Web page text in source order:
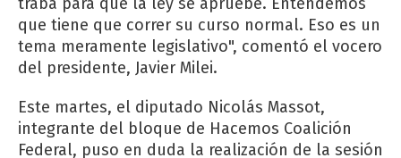
que tiene que correr su curso normal. Eso es un
tema meramente legislativo", comentó el vocero
del presidente, Javier Milei.
Este martes, el diputado Nicolás Massot,
integrante del bloque de Hacemos Coalición
Federal, puso en duda la realización de la sesión